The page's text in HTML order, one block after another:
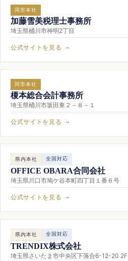
同市本社
加藤雪美税理士事務所
埼玉県桶川市神明2丁目
公式サイトを見る →
同市本社
榎本総合会計事務所
埼玉県桶川市坂田東２－８－１
公式サイトを見る →
県内本社 全国対応
OFFICE OBARA合同会社
埼玉県川口市鳩ケ谷本町四丁目１番６号
公式サイトを見る →
県内本社 全国対応
TRENDIX株式会社
埼玉県さいたま市中央区下落合6-12-20 2F